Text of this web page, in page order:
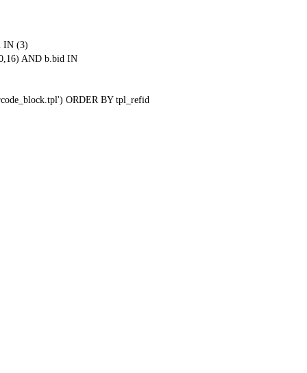
IN (3)
AND b.bid IN
ORDER BY tpl_refid